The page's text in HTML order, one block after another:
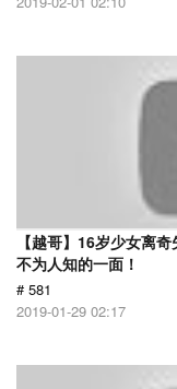
【越哥】16岁少女离
不为人知的一面！
# 581
2019-01-29 02:17